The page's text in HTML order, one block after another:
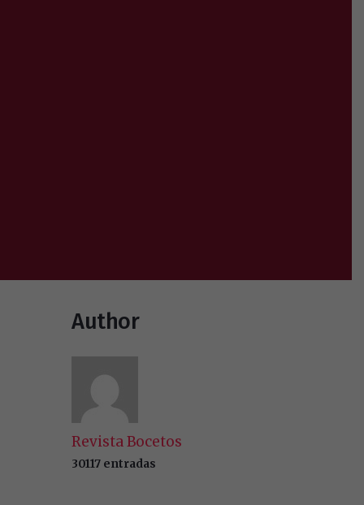
Author
Revista Bocetos
30117 entradas